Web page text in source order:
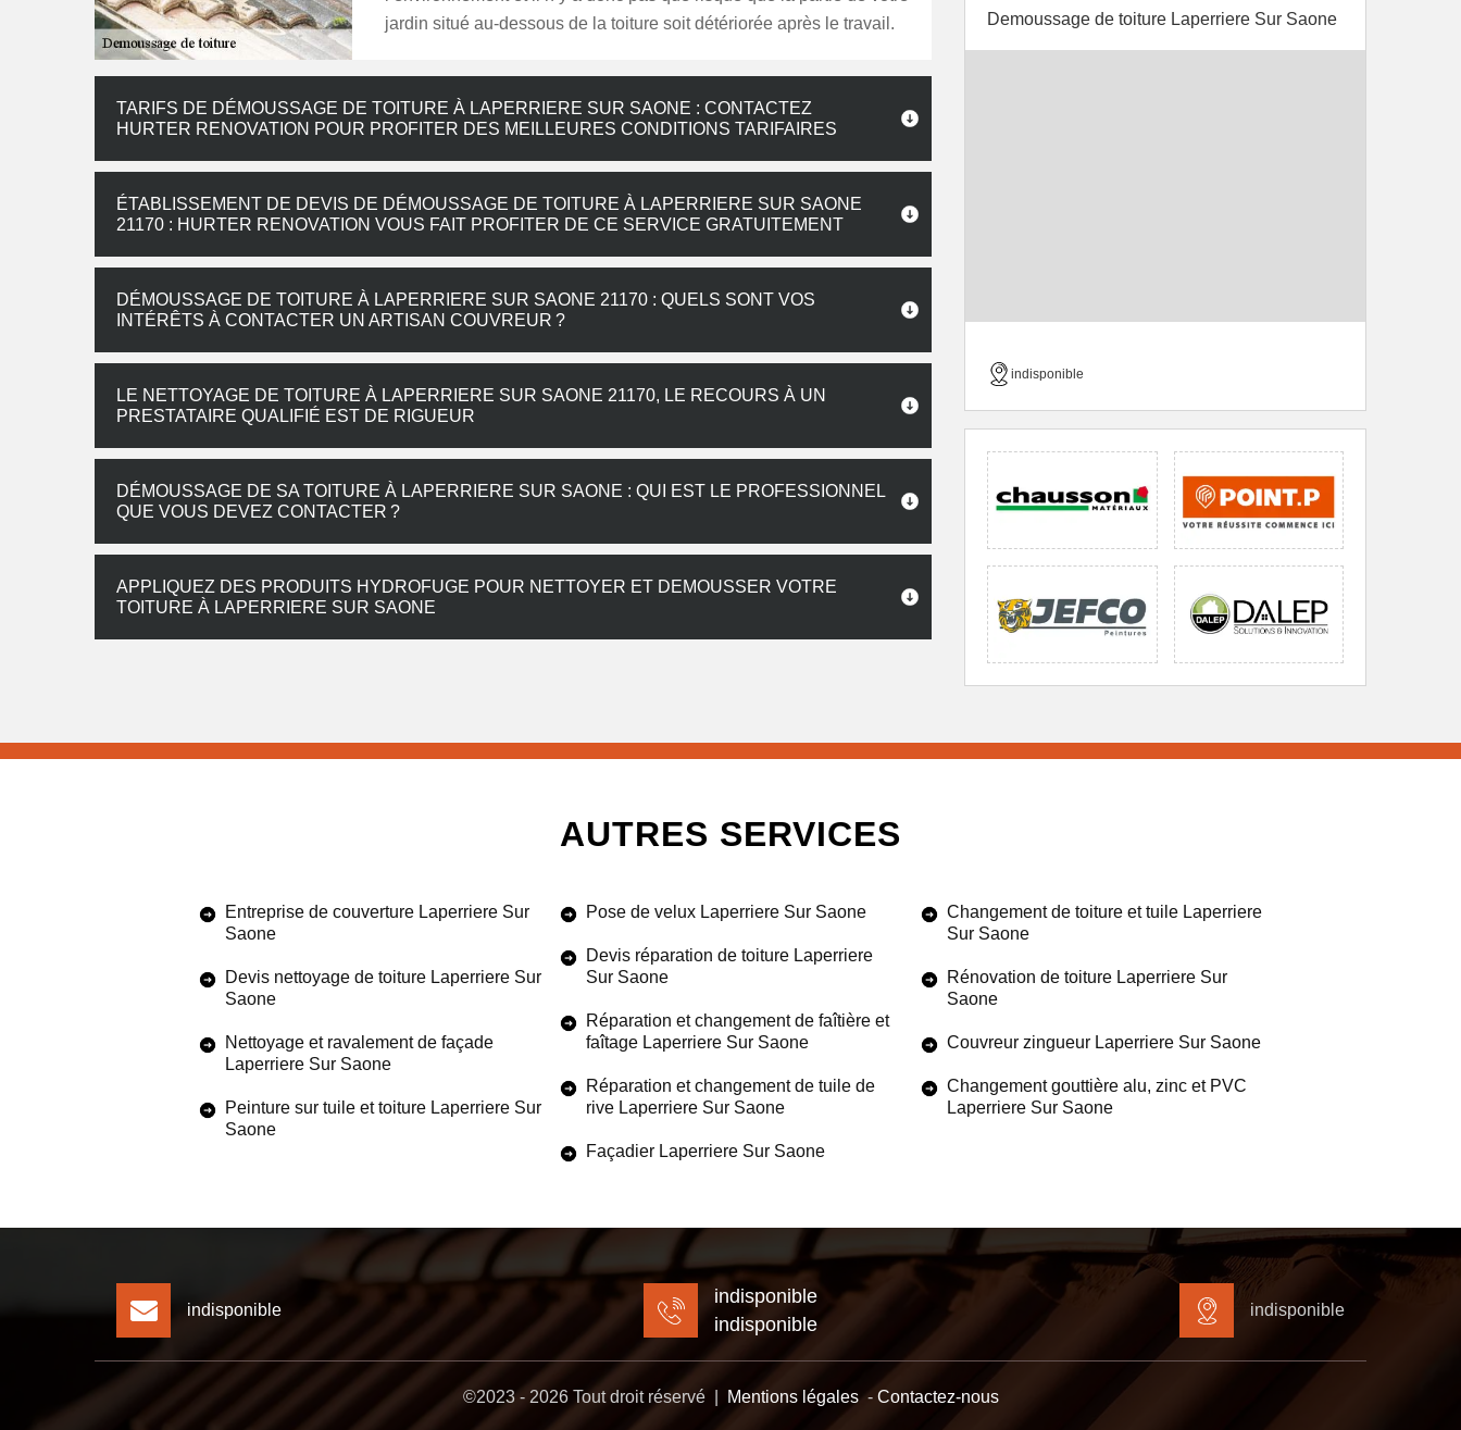
jardin situé au-dessous de la toiture soit détériorée après le travail.
TARIFS DE DÉMOUSSAGE DE TOITURE À LAPERRIERE SUR SAONE : CONTACTEZ
HURTER RENOVATION POUR PROFITER DES MEILLEURES CONDITIONS TARIFAIRES
ÉTABLISSEMENT DE DEVIS DE DÉMOUSSAGE DE TOITURE À LAPERRIERE SUR SAONE
21170 : HURTER RENOVATION VOUS FAIT PROFITER DE CE SERVICE GRATUITEMENT
DÉMOUSSAGE DE TOITURE À LAPERRIERE SUR SAONE 21170 : QUELS SONT VOS
INTÉRÊTS À CONTACTER UN ARTISAN COUVREUR ?
LE NETTOYAGE DE TOITURE À LAPERRIERE SUR SAONE 21170, LE RECOURS À UN
PRESTATAIRE QUALIFIÉ EST DE RIGUEUR
DÉMOUSSAGE DE SA TOITURE À LAPERRIERE SUR SAONE : QUI EST LE PROFESSIONNEL
QUE VOUS DEVEZ CONTACTER ?
APPLIQUEZ DES PRODUITS HYDROFUGE POUR NETTOYER ET DEMOUSSER VOTRE
TOITURE À LAPERRIERE SUR SAONE
Demoussage de toiture Laperriere Sur Saone
indisponible
AUTRES SERVICES
Entreprise de couverture Laperriere Sur
Saone
Devis nettoyage de toiture Laperriere Sur
Saone
Nettoyage et ravalement de façade
Laperriere Sur Saone
Peinture sur tuile et toiture Laperriere Sur
Saone
Pose de velux Laperriere Sur Saone
Devis réparation de toiture Laperriere
Sur Saone
Réparation et changement de faîtière et
faîtage Laperriere Sur Saone
Réparation et changement de tuile de
rive Laperriere Sur Saone
Façadier Laperriere Sur Saone
Changement de toiture et tuile Laperriere
Sur Saone
Rénovation de toiture Laperriere Sur
Saone
Couvreur zingueur Laperriere Sur Saone
Changement gouttière alu, zinc et PVC
Laperriere Sur Saone
indisponible
indisponible
indisponible
indisponible
©2023 - 2026 Tout droit réservé | Mentions légales- Contactez-nous